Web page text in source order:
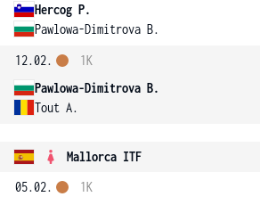
Hercog P.
Pawlowa-Dimitrova B.
12.02.
Pawlowa-Dimitrova B.
Tout A.
1K
Mallorca ITF
05.02.
1K